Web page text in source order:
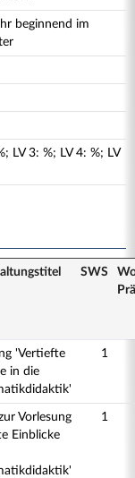
beginnend im
LV 3: %; LV 4: %; LV
SWS
'Vertiefte
in die
1
Vorlesung
Einblicke
1